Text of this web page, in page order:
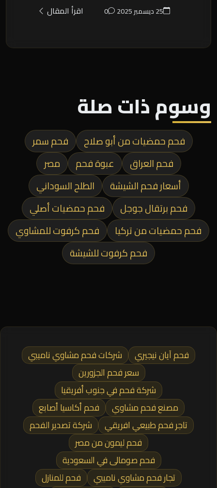
25 ديسمبر 2025 0 اقرأ المقال
وسوم ذات صلة
فحم حمضيات من أبو صلاح
فحم سمر
فحم العراق
عبوة فحم
مصر
أسعار فحم الشيشة
الطلح السوداني
فحم برتقال جوجل
فحم حمضيات أصلي
فحم حمضيات من تركيا
فحم كرفوت للمشاوي
فحم كرفوت للشيشة
فحم آيان نيجيري
شركات فحم مشاوي ناميبي
سعر فحم الجزورين
شركة فحم في جنوب أفريقيا
مصنع فحم مشاوي
فحم أكاسيا أصابع
تاجر فحم طبيعي افريقي
شركة تصدير الفحم
فحم ليمون من مصر
فحم صومالى في السعودية
تجار فحم مشاوي ناميبي
فحم للمنازل